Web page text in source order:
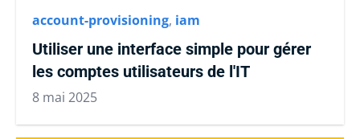
account-provisioning, iam
Utiliser une interface simple pour gérer
les comptes utilisateurs de l'IT
8 mai 2025